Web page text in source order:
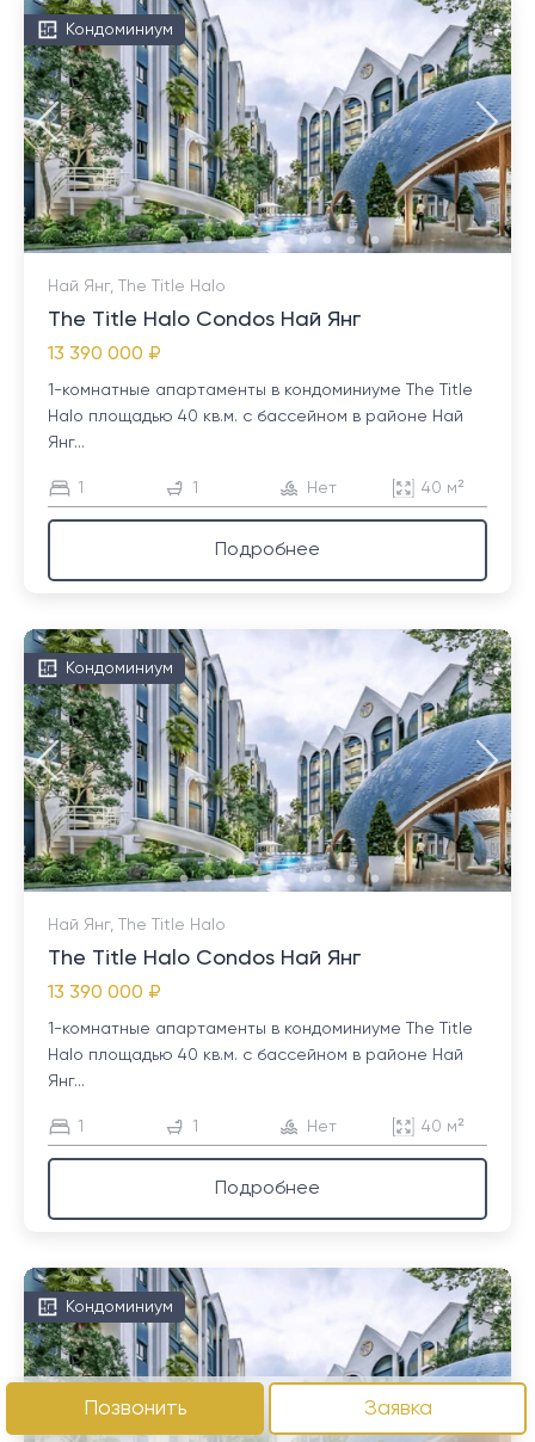
Кондоминиум
Най Янг, The Title Halo
The Title Halo Condos Най Янг
13 390 000 ₽
1-комнатные апартаменты в кондоминиуме The Title
Halo площадью 40 кв.м. с бассейном в районе Най
Янг...
1 1 Нет 40 м²
Подробнее
Кондоминиум
Най Янг, The Title Halo
The Title Halo Condos Най Янг
13 390 000 ₽
1-комнатные апартаменты в кондоминиуме The Title
Halo площадью 40 кв.м. с бассейном в районе Най
Янг...
1 1 Нет 40 м²
Подробнее
Кондоминиум
Позвонить Заявка